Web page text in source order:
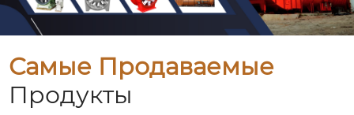
Самые Продаваемые
Продукты